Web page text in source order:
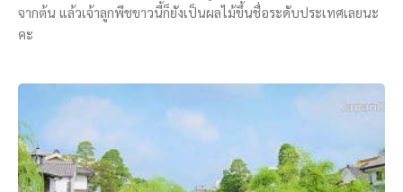
จากต้น แล้วเจ้าลูกพีชขาวนี้ก็ยังเป็นผลไม้ขึ้นชื่อระดับประเทศเลยนะ
คะ